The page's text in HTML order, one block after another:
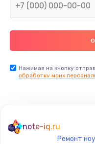
Нажимая на кнопку
обработку моих
note-iq.ru
Ремонт